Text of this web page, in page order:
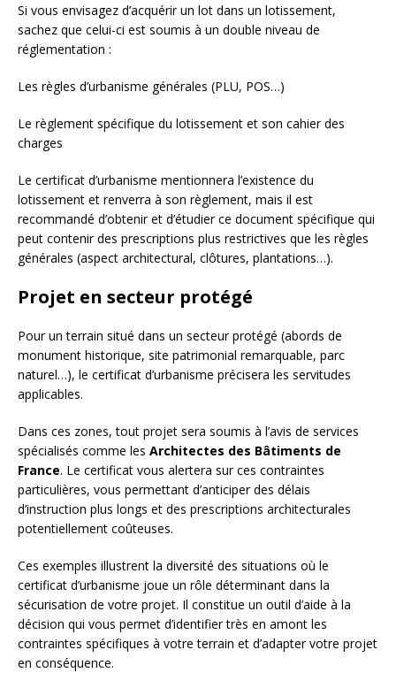
Si vous envisagez d’acquérir un lot dans un lotissement,
sachez que celui-ci est soumis à un double niveau de
réglementation :
Les règles d’urbanisme générales (PLU, POS…)
Le règlement spécifique du lotissement et son cahier des
charges
Le certificat d’urbanisme mentionnera l’existence du
lotissement et renverra à son règlement, mais il est
recommandé d’obtenir et d’étudier ce document spécifique qui
peut contenir des prescriptions plus restrictives que les règles
générales (aspect architectural, clôtures, plantations…).
Projet en secteur protégé
Pour un terrain situé dans un secteur protégé (abords de
monument historique, site patrimonial remarquable, parc
naturel…), le certificat d’urbanisme précisera les servitudes
applicables.
Dans ces zones, tout projet sera soumis à l’avis de services
spécialisés comme les Architectes des Bâtiments de
France. Le certificat vous alertera sur ces contraintes
particulières, vous permettant d’anticiper des délais
d’instruction plus longs et des prescriptions architecturales
potentiellement coûteuses.
Ces exemples illustrent la diversité des situations où le
certificat d’urbanisme joue un rôle déterminant dans la
sécurisation de votre projet. Il constitue un outil d’aide à la
décision qui vous permet d’identifier très en amont les
contraintes spécifiques à votre terrain et d’adapter votre projet
en conséquence.